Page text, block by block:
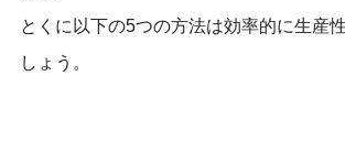
とくに以下の5つの方法は効率的に生産
しょう。